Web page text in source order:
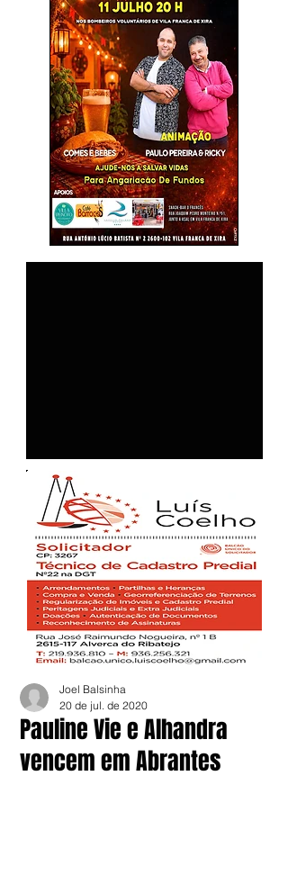
Pauline Vie e Alhandra
vencem em Abrantes
Joel Balsinha
20 de jul. de 2020